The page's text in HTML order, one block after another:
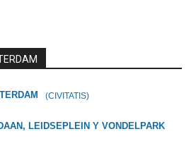
(CIVITATIS)
LEIDSEPLEIN Y VONDELPARK